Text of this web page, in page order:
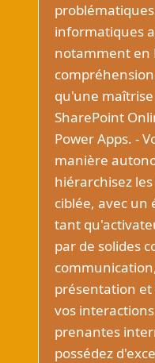
informatiques
notamment en
compréhension
qu'une
SharePoint
Power Apps. -
manière
hiérarchisez
ciblée, avec un
tant
par de solides
présentation
vos
prenantes
possédez